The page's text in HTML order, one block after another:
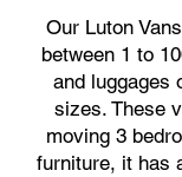
Our Luton
between 1 to
and luggages
sizes. These
moving 3
furniture, it has